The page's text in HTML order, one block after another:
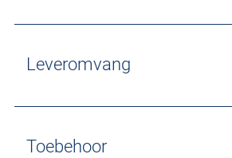
Leveromvang
Toebehoor